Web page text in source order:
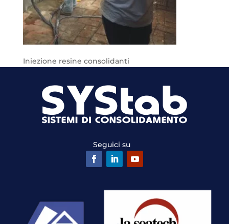
Iniezione resine consolidanti
Seguici su